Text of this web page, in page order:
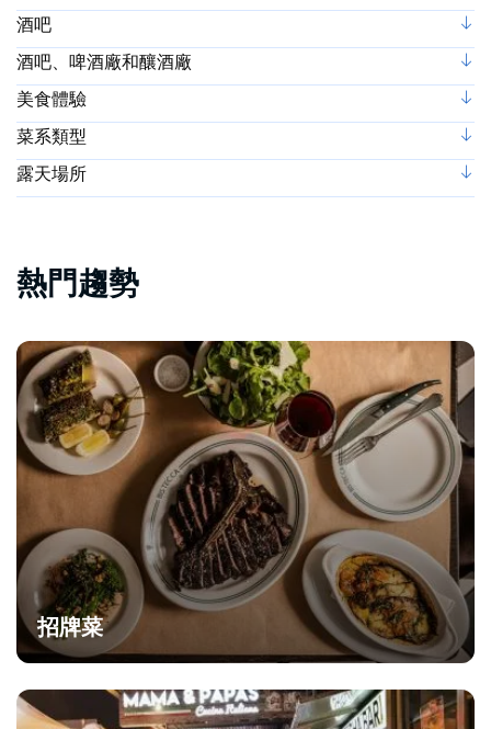
酒吧
酒吧、啤酒廠和釀酒廠
美食體驗
菜系類型
露天場所
熱門趨勢
招牌菜